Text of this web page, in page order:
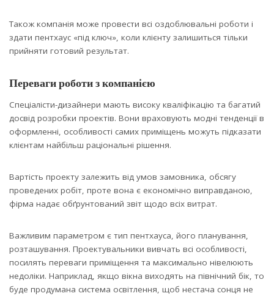
Також компанія може провести всі оздоблювальні роботи і
здати пентхаус «під ключ», коли клієнту залишиться тільки
прийняти готовий результат.
Переваги роботи з компанією
Спеціалісти-дизайнери мають високу кваліфікацію та багатий
досвід розробки проектів. Вони враховують модні тенденції в
оформленні, особливості самих приміщень можуть підказати
клієнтам найбільш раціональні рішення.
Вартість проекту залежить від умов замовника, обсягу
проведених робіт, проте вона є економічно виправданою,
фірма надає обґрунтований звіт щодо всіх витрат.
Важливим параметром є тип пентхауса, його планування,
розташування. Проектувальники вивчать всі особливості,
посилять переваги приміщення та максимально нівелюють
недоліки. Наприклад, якщо вікна виходять на північний бік, то
буде продумана система освітлення, щоб нестача сонця не